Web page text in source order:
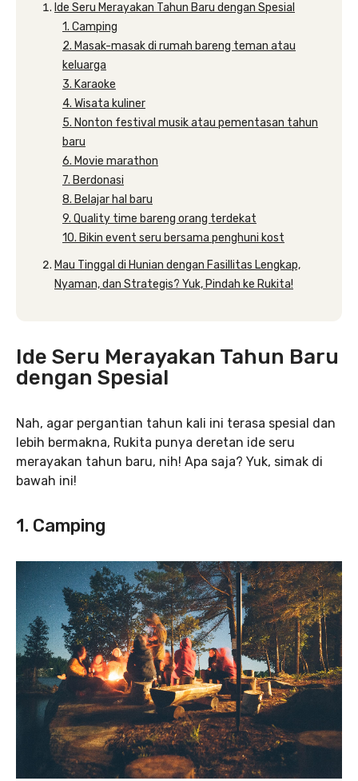
Ide Seru Merayakan Tahun Baru dengan Spesial
1. Camping
2. Masak-masak di rumah bareng teman atau
keluarga
3. Karaoke
4. Wisata kuliner
5. Nonton festival musik atau pementasan tahun
baru
6. Movie marathon
7. Berdonasi
8. Belajar hal baru
9. Quality time bareng orang terdekat
10. Bikin event seru bersama penghuni kost
Mau Tinggal di Hunian dengan Fasillitas Lengkap,
Nyaman, dan Strategis? Yuk, Pindah ke Rukita!
Ide Seru Merayakan Tahun Baru
dengan Spesial
Nah, agar pergantian tahun kali ini terasa spesial dan
lebih bermakna, Rukita punya deretan ide seru
merayakan tahun baru, nih! Apa saja? Yuk, simak di
bawah ini!
1. Camping